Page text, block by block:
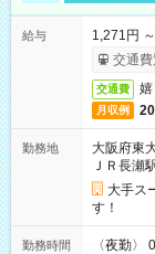
給与
1,271円
交通費
交通費 嬉
月収例
勤務地
大阪府東
ＪＲ長瀬
大手ス
す！
勤務時間 〈夜勤